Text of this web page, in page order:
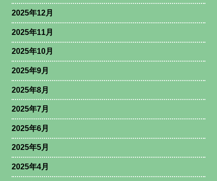
2025年12月
2025年11月
2025年10月
2025年9月
2025年8月
2025年7月
2025年6月
2025年5月
2025年4月